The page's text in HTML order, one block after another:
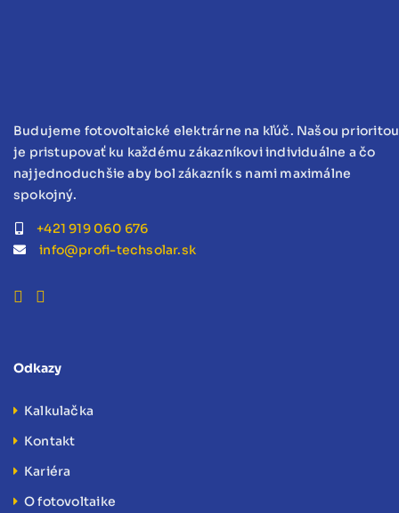
Budujeme fotovoltaické elektrárne na kľúč. Našou prioritou
je pristupovať ku každému zákazníkovi individuálne a čo
najjednoduchšie aby bol zákazník s nami maximálne
spokojný.
+421 919 060 676
info@profi-techsolar.sk
Odkazy
Kalkulačka
Kontakt
Kariéra
O fotovoltaike